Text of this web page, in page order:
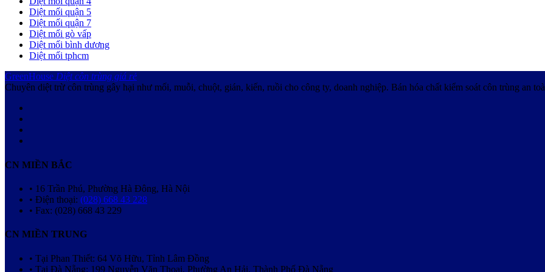
Diệt mối quận 5
Diệt mối quận 7
Diệt mối gò vấp
Diệt mối bình dương
Diệt mối tphcm
GreenHouse Diệt côn trùng giá rẻ
Chuyên diệt trừ côn trùng gây hại như mối, muỗi, chuột, gián, kiến, ruồi cho công ty, doanh nghiệp. Bán hóa chất kiểm soát côn trùng an
CN MIỀN BẮC
• 16 Trần Phú, Phường Hà Đông, Hà Nội
• Điện thoại: (028) 668 43 228
• Fax: (028) 668 43 229
CN MIỀN TRUNG
• Tại Phan Thiết: 64 Võ Hữu, Tỉnh Lâm Đồng
• Tại Đà Nẵng: 199 Nguyễn Văn Thoại, Phường An Hải, Thành Phố Đà Nẵng